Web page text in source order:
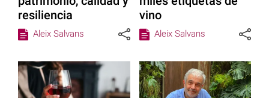
resiliencia
Aleix Salvans
vino
Aleix Salvans